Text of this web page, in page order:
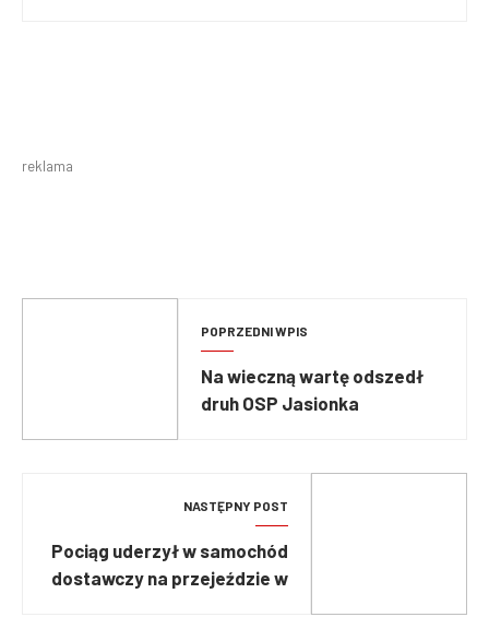
reklama
POPRZEDNI WPIS
Na wieczną wartę odszedł
druh OSP Jasionka
NASTĘPNY POST
Pociąg uderzył w samochód
dostawczy na przejeździe w